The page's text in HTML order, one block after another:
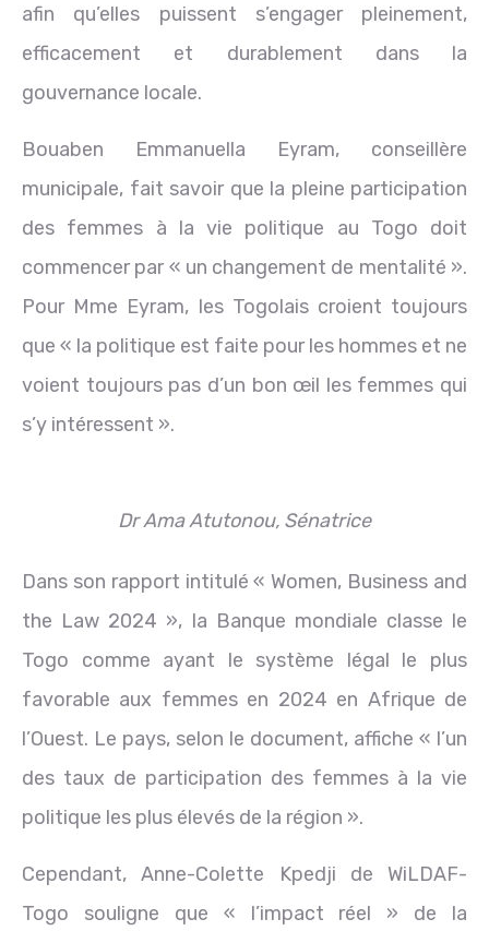
afin qu’elles puissent s’engager pleinement,
efficacement et durablement dans la
gouvernance locale.
Bouaben Emmanuella Eyram, conseillère
municipale, fait savoir que la pleine participation
des femmes à la vie politique au Togo doit
commencer par « un changement de mentalité ».
Pour Mme Eyram, les Togolais croient toujours
que « la politique est faite pour les hommes et ne
voient toujours pas d’un bon œil les femmes qui
s’y intéressent ».
Dr Ama Atutonou, Sénatrice
Dans son rapport intitulé « Women, Business and
the Law 2024 », la Banque mondiale classe le
Togo comme ayant le système légal le plus
favorable aux femmes en 2024 en Afrique de
l’Ouest. Le pays, selon le document, affiche « l’un
des taux de participation des femmes à la vie
politique les plus élevés de la région ».
Cependant, Anne-Colette Kpedji de WiLDAF-
Togo souligne que « l’impact réel » de la